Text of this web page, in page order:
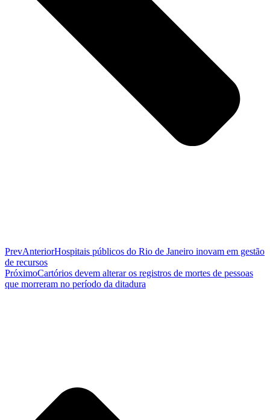
PrevAnteriorHospitais públicos do Rio de Janeiro inovam em gestão
de recursos
PróximoCartórios devem alterar os registros de mortes de pessoas
que morreram no período da ditadura